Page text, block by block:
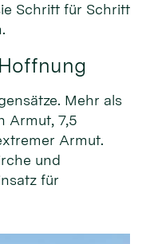
Schritt für Schritt
Mehr als
Armut, 7,5
Armut.
und
für